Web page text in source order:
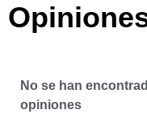
No se han
opiniones